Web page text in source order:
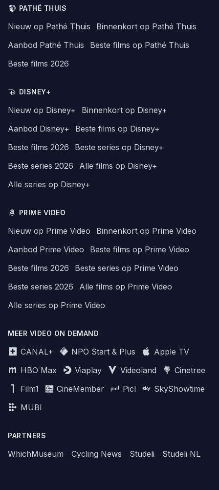
PATHÉ THUIS
Nieuw op Pathé Thuis
Binnenkort op Pathé Thuis
Aanbod Pathé Thuis
Beste films op Pathé Thuis
Beste films 2026
DISNEY+
Nieuw op Disney+
Binnenkort op Disney+
Aanbod Disney+
Beste films op Disney+
Beste films 2026
Beste series op Disney+
Beste series 2026
Alle films op Disney+
Alle series op Disney+
PRIME VIDEO
Nieuw op Prime Video
Binnenkort op Prime Video
Aanbod Prime Video
Beste films op Prime Video
Beste films 2026
Beste series op Prime Video
Beste series 2026
Alle films op Prime Video
Alle series op Prime Video
MEER VIDEO ON DEMAND
CANAL+ NPO Start & Plus
Apple TV
HBO Max
Viaplay Videoland
Cinetree
Film1
CineMember Picl
SkyShowtime
MUBI
PARTNERS
WhichMuseum Cycling News Studeli Studeli NL